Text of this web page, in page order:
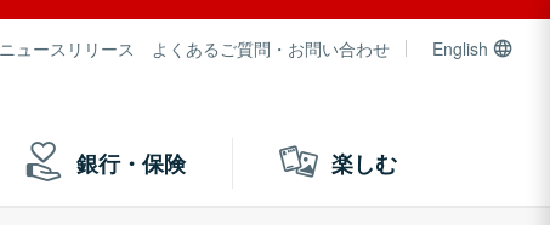
ニュースリリース よくあるご質問・お問い合わせ English
銀行・保険 楽しむ